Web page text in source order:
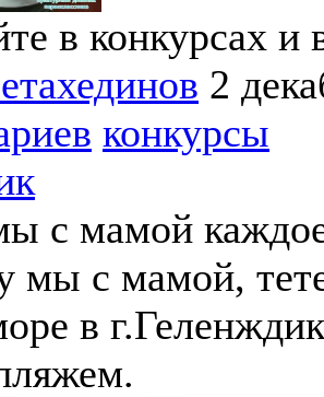
в конкурсах и
2
конкурсы
с мамой
мы с мамой,
в